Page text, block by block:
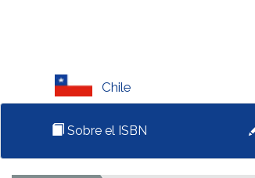
Chile
Sobre el ISBN